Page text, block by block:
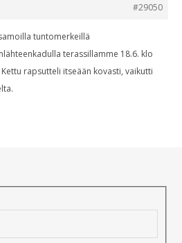
#29050
tuntomerkeillä
terassillamme 18.6. klo
Kettu rapsutteli itseään kovasti, vaikutti